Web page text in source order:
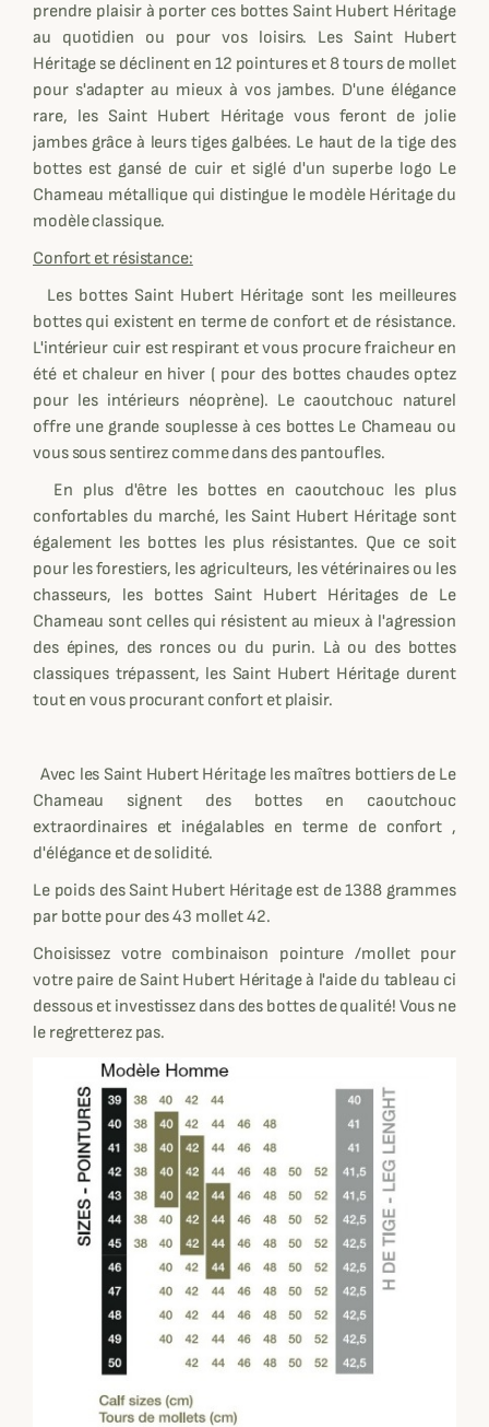
prendre plaisir à porter ces bottes Saint Hubert Héritage
au quotidien ou pour vos loisirs. Les Saint Hubert
Héritage se déclinent en 12 pointures et 8 tours de mollet
pour s'adapter au mieux à vos jambes. D'une élégance
rare, les Saint Hubert Héritage vous feront de jolie
jambes grâce à leurs tiges galbées. Le haut de la tige des
bottes est gansé de cuir et siglé d'un superbe logo Le
Chameau métallique qui distingue le modèle Héritage du
modèle classique.
Confort et résistance:
Les bottes Saint Hubert Héritage sont les meilleures
bottes qui existent en terme de confort et de résistance.
L'intérieur cuir est respirant et vous procure fraicheur en
été et chaleur en hiver ( pour des bottes chaudes optez
pour les intérieurs néoprène). Le caoutchouc naturel
offre une grande souplesse à ces bottes Le Chameau ou
vous sous sentirez comme dans des pantoufles.
En plus d'être les bottes en caoutchouc les plus
confortables du marché, les Saint Hubert Héritage sont
également les bottes les plus résistantes. Que ce soit
pour les forestiers, les agriculteurs, les vétérinaires ou les
chasseurs, les bottes Saint Hubert Héritages de Le
Chameau sont celles qui résistent au mieux à l'agression
des épines, des ronces ou du purin. Là ou des bottes
classiques trépassent, les Saint Hubert Héritage durent
tout en vous procurant confort et plaisir.
Avec les Saint Hubert Héritage les maîtres bottiers de Le
Chameau signent des bottes en caoutchouc
extraordinaires et inégalables en terme de confort ,
d'élégance et de solidité.
Le poids des Saint Hubert Héritage est de 1388 grammes
par botte pour des 43 mollet 42.
Choisissez votre combinaison pointure /mollet pour
votre paire de Saint Hubert Héritage à l'aide du tableau ci
dessous et investissez dans des bottes de qualité! Vous ne
le regretterez pas.